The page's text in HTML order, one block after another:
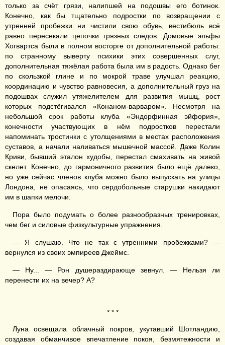
только за счёт грязи, налипшей на подошвы его ботинок.
Конечно, как бы тщательно подростки по возвращении с
утренней пробежки ни чистили свою обувь, вестибюль всё
равно пересекали цепочки грязных следов. Домовые эльфы
Хогвартса были в полном восторге от дополнительной работы:
по странному выверту психики этих совершенных слуг,
дополнительная тяжёлая работа была им в радость. Однако бег
по скользкой глине и по мокрой траве улучшал реакцию,
координацию и чувство равновесия, а дополнительный груз на
подошвах служил утяжелителем для развития мышц, рост
которых подстёгивался «Конаном-варваром». Несмотря на
небольшой срок работы клуба «Эндорфинная эйфория»,
конечности участвующих в нём подростков перестали
напоминать тростинки с утолщениями в местах расположения
суставов, а начали наливаться мышечной массой. Даже Колин
Криви, бывший эталон худобы, перестал смахивать на живой
скелет. Конечно, до гармоничного развития было ещё далеко,
но уже сейчас членов клуба можно было выпускать на улицы
Лондона, не опасаясь, что сердобольные старушки накидают
им в шапки мелочи.
Пора было подумать о более разнообразных тренировках,
чем бег и силовые физкультурные упражнения.
— Я слушаю. Что не так с утренними пробежками? —
вернулся из своих эмпиреев Джеймс.
— Ну... — Рон душераздирающе зевнул. — Нельзя ли
перенести их на вечер? А?
* * *
Луна освещала облачный покров, укутавший Шотландию,
создавая обманчивое впечатление покоя, безмятежности и